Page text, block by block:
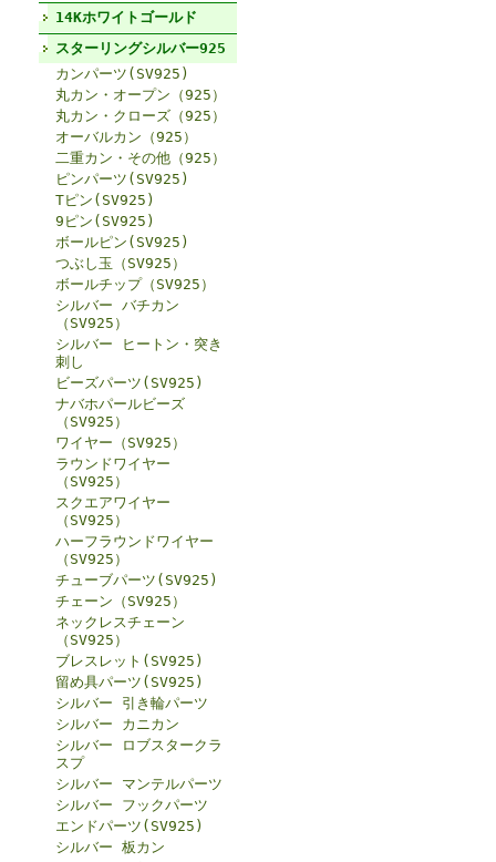
14Kホワイトゴールド
スターリングシルバー925
カンパーツ(SV925)
丸カン・オープン（925）
丸カン・クローズ（925）
オーバルカン（925）
二重カン・その他（925）
ピンパーツ(SV925)
Tピン(SV925)
9ピン(SV925)
ボールピン(SV925)
つぶし玉（SV925）
ボールチップ（SV925）
シルバー バチカン
（SV925）
シルバー ヒートン・突き
刺し
ビーズパーツ(SV925)
ナバホパールビーズ
（SV925）
ワイヤー（SV925）
ラウンドワイヤー
（SV925）
スクエアワイヤー
（SV925）
ハーフラウンドワイヤー
（SV925）
チューブパーツ(SV925)
チェーン（SV925）
ネックレスチェーン
（SV925）
ブレスレット(SV925)
留め具パーツ(SV925)
シルバー 引き輪パーツ
シルバー カニカン
シルバー ロブスタークラ
スプ
シルバー マンテルパーツ
シルバー フックパーツ
エンドパーツ(SV925)
シルバー 板カン